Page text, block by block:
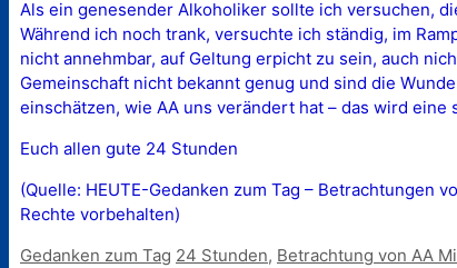
Als ein genesender Alkoholiker sollte ich versuchen,
Während ich noch trank, versuchte ich ständig, im
nicht annehmbar, auf Geltung erpicht zu sein, auch
Gemeinschaft nicht bekannt genug und sind die
einschätzen, wie AA uns verändert hat – das wird
Euch allen gute 24 Stunden
(Quelle: HEUTE-Gedanken zum Tag – Betrachtungen
Rechte vorbehalten)
Kategorien
Gedanken zum Tag Schlagwörter
24 Stunden, Betrachtung von AA